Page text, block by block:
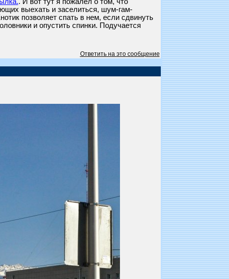
выехать и заселиться, шум-гам-
позволяет спать в нем, если сдвинуть
и опустить спинки. Подучается
Ответить на это сообщение